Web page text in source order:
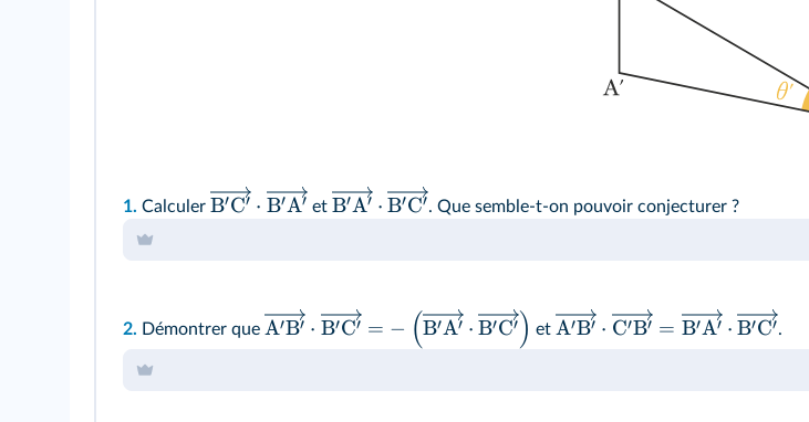
1. Calculer B′C′ ⋅ B′A′ et B′A′ ⋅ B′C′. Que semble‑t‑on pouvoir conjecturer ?
2. Démontrer que A′B′ ⋅ B′C′ = − (B′A′ ⋅ B′C′) et A′B′ ⋅ C′B′ = B′A′ ⋅ B′C′.